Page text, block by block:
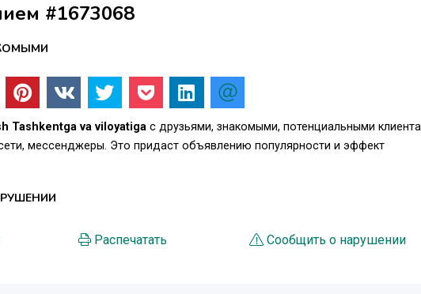
#1673068
Tashkentga va viloyatiga с друзьями, знакомыми, потенциальными
мессенджеры. Это придаст объявлению популярности и эффект
Распечатать Сообщить о нарушении